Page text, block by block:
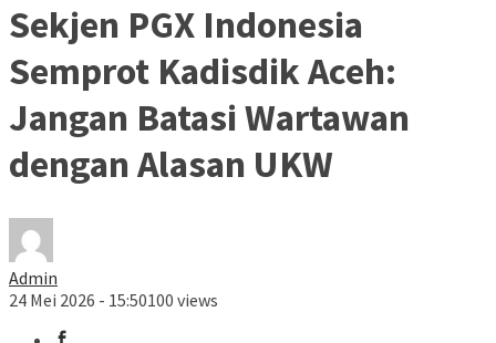
Sekjen PGX Indonesia
Semprot Kadisdik Aceh:
Jangan Batasi Wartawan
dengan Alasan UKW
Admin
24 Mei 2026 - 15:50100 views